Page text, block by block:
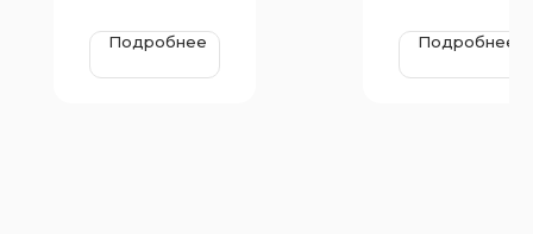
Подробнее Подробнее